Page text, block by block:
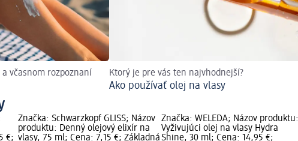
včasnom rozpoznaní Ktorý je pre vás ten najvhodnejší?
Ako používať olej na vlasy
€;
Značka: Schwarzkopf GLISS; Názov
produktu: Denný olejový elixír na
vlasy, 75 ml; Cena: 7,15 €; Základná
Značka: WELEDA; Názov produktu:
Vyživujúci olej na vlasy Hydra
Shine, 30 ml; Cena: 14,95 €;